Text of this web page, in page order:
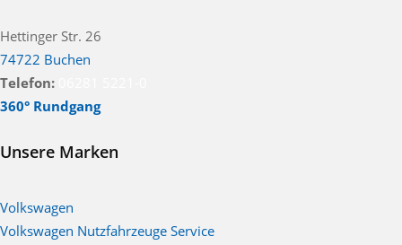
Hettinger Str. 26
74722 Buchen
Telefon:
360° Rundgang
Unsere Marken
Volkswagen
Volkswagen Nutzfahrzeuge Service